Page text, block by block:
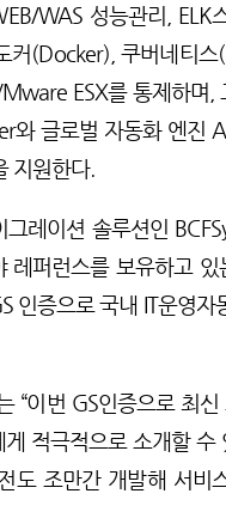
WAS 성능관리, ELK
커(Docker), 쿠버네티
ESX를 통제하며,
와 글로벌 자동화 엔진
지원한다.
레이션 솔루션인
레퍼런스를 보유하고 있
인증으로 국내 IT운영
“이번 GS인증으로 최
적극적으로 소개할 수
도 조만간 개발해 서비